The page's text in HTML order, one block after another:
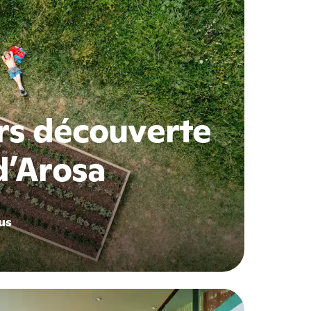
découverte